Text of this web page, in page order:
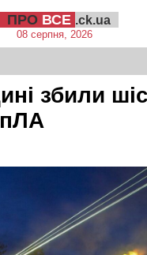
ПРО ВСЕ .ck.ua
08 серпня, 2026
збили